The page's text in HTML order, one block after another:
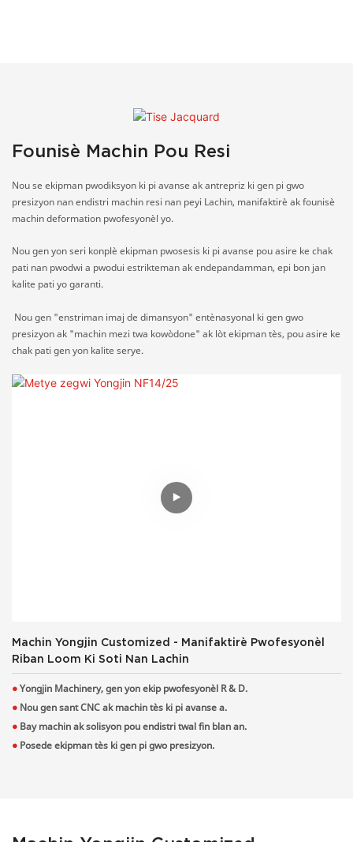
Founisè Machin Pou Resi
Nou se ekipman pwodiksyon ki pi avanse ak antrepriz ki gen pi gwo
presizyon nan endistri machin resi nan peyi Lachin, manifaktirè ak founisè
machin deformation pwofesyonèl yo.
Nou gen yon seri konplè ekipman pwosesis ki pi avanse pou asire ke chak
pati nan pwodwi a pwodui estrikteman ak endepandamman, epi bon jan
kalite pati yo garanti.
Nou gen "enstriman imaj de dimansyon" entènasyonal ki gen gwo
presizyon ak "machin mezi twa kowòdone" ak lòt ekipman tès, pou asire ke
chak pati gen yon kalite serye.
Machin Yongjin Customized - Manifaktirè Pwofesyonèl
Riban Loom Ki Soti Nan Lachin
●Yongjin Machinery, gen yon ekip pwofesyonèl R & D.
● Nou gen sant CNC ak machin tès ki pi avanse a.
● Bay machin ak solisyon pou endistri twal fin blan an.
● Posede ekipman tès ki gen pi gwo presizyon.